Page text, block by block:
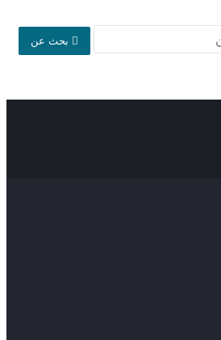
بحث عن